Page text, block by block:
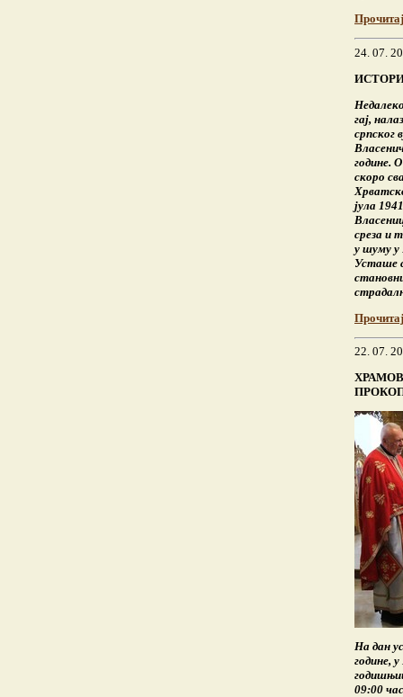
24. 07.
гај,
српског
године.
скоро
јула
среза и
у шуму у
Усташе
22. 07.
На дан
године,
09:00